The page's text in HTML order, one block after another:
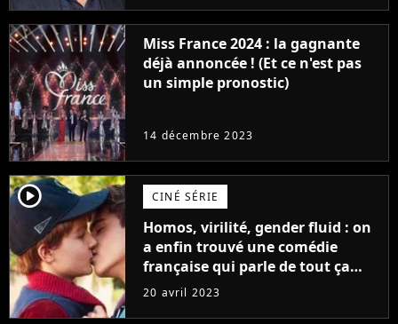
Miss France 2024 : la gagnante
déjà annoncée ! (Et ce n'est pas
un simple pronostic)
14 décembre 2023
player2 CINÉ SÉRIE
Homos, virilité, gender fluid : on
a enfin trouvé une comédie
française qui parle de tout ça
sans être super ringarde
20 avril 2023